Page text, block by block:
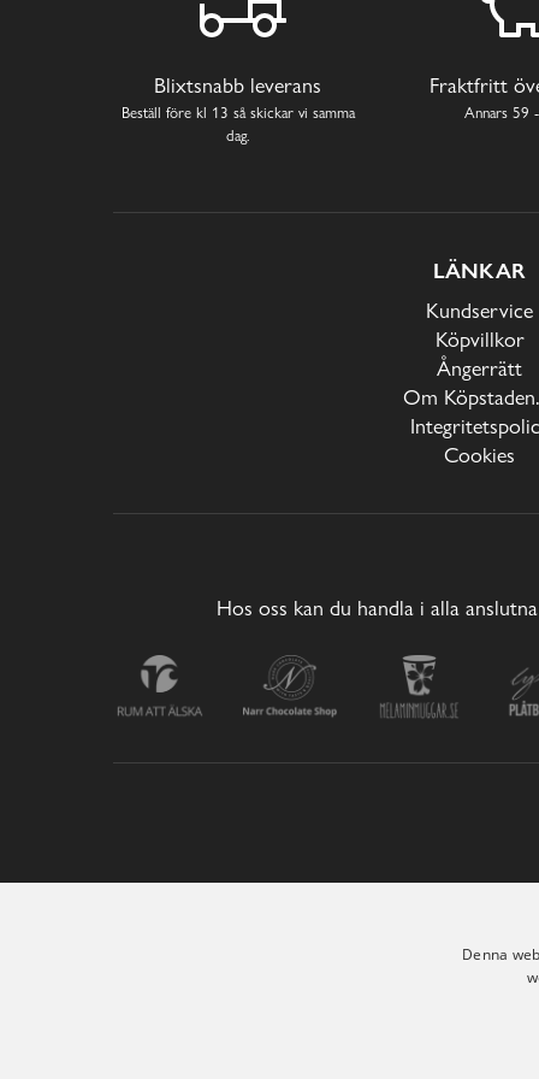
Blixtsnabb leverans
Beställ före kl 13 så skickar vi samma
dag.
Fraktfritt
Annars 59
LÄNKAR
Kundservice
Köpvillkor
Ångerrätt
Om
Cookies
Hos oss kan du handla i alla
Denna